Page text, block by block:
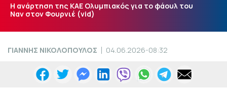
Η ανάρτηση της ΚΑΕ Ολυμπιακός για το φάουλ του
Ναν στον Φουρνιέ (vid)
ΓΙΑΝΝΗΣ ΝΙΚΟΛΟΠΟΥΛΟΣ 04.06.2026-08:32